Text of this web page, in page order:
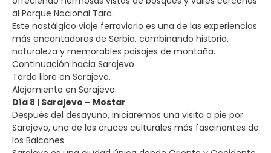
al Parque Nacional Tara.
Este nostálgico viaje ferroviario es una de las experiencias
más encantadoras de Serbia, combinando historia,
naturaleza y memorables paisajes de montaña.
Continuación hacia Sarajevo.
Tarde libre en Sarajevo.
Alojamiento en Sarajevo.
Día 8 | Sarajevo – Mostar
Después del desayuno, iniciaremos una visita a pie por
Sarajevo, uno de los cruces culturales más fascinantes de
los Balcanes.